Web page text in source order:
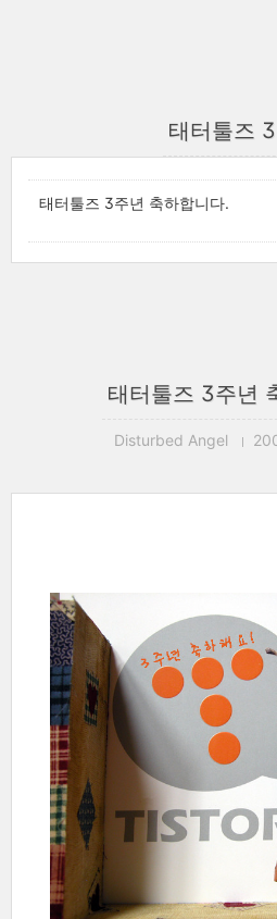
태터툴즈
태터툴즈 3주년 축하합니다.
태터툴즈 3주년
Disturbed Angel